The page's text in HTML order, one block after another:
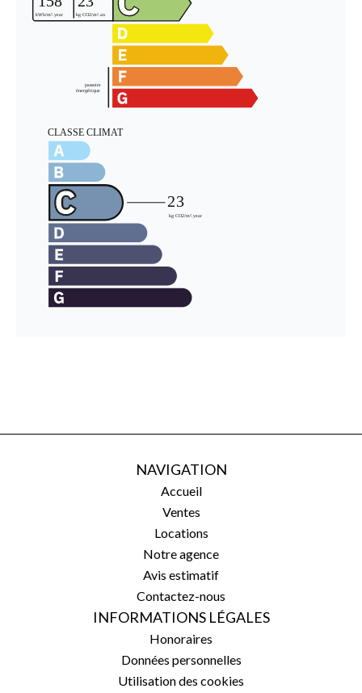
NAVIGATION
Accueil
Ventes
Locations
Notre agence
Avis estimatif
Contactez-nous
INFORMATIONS LÉGALES
Honoraires
Données personnelles
Utilisation des cookies